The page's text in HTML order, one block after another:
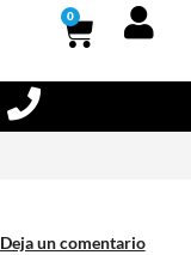
0
Deja un comentario